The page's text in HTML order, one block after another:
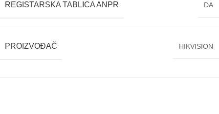
REGISTARSKA TABLICA ANPR DA
PROIZVOĐAČ HIKVISION